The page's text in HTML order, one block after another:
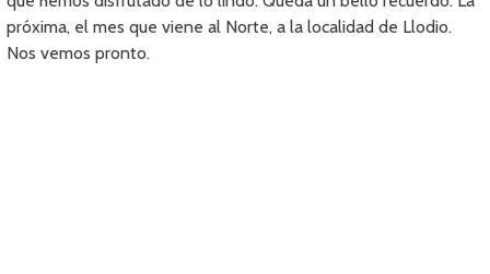
próxima, el mes que viene al Norte, a la localidad de Llodio.
Nos vemos pronto.